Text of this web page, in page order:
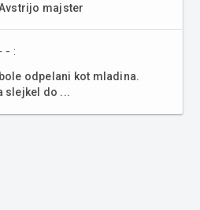
majster
- :
odpelani kot mladina.
slejkel do ...